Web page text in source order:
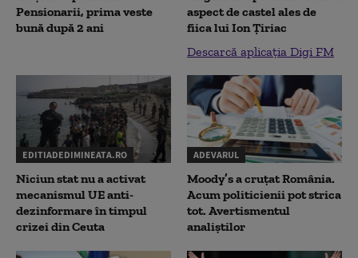
Pensionarii, prima veste
bună după 2 ani
aspect de castel ales de
fiica lui Ion Țiriac
Descarcă aplicația Digi FM
EDITIADEDIMINEATA.RO
Niciun stat nu a activat
mecanismul UE anti-
dezinformare în timpul
crizei din Ceuta
ADEVARUL
Moody’s a cruțat România.
Acum politicienii pot strica
tot. Avertismentul
analiștilor